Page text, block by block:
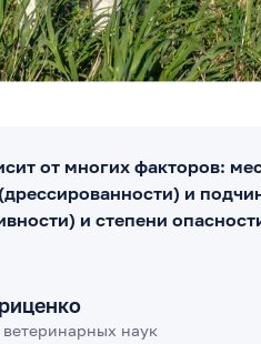
от многих факторов:
и
и степени
ветеринарных наук